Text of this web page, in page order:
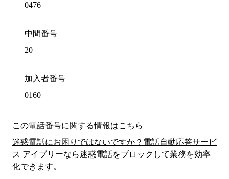
0476
中間番号
20
加入者番号
0160
この電話番号に関する情報はこちら
迷惑電話にお困りではないですか？電話自動応答サービ
ス アイブリーなら迷惑電話をブロックして業務を効率
化できます。